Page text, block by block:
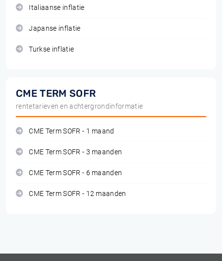
Italiaanse inflatie
Japanse inflatie
Turkse inflatie
CME TERM SOFR
rentetarieven en achtergrondinformatie
CME Term SOFR - 1 maand
CME Term SOFR - 3 maanden
CME Term SOFR - 6 maanden
CME Term SOFR - 12 maanden